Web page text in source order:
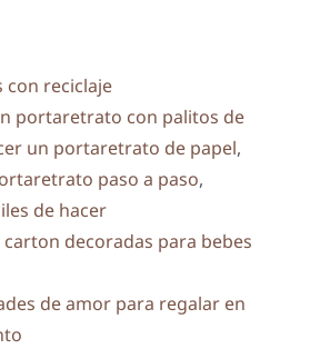
con reciclaje
portaretrato con palitos de
un portaretrato de papel,
paso a paso,
de hacer
carton decoradas para bebes
de amor para regalar en